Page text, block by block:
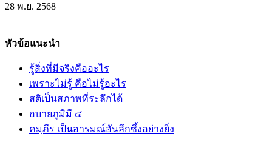
28 พ.ย. 2568
หัวข้อแนะนำ
รู้สิ่งที่มีจริงคืออะไร
เพราะไม่รู้ คือไม่รู้อะไร
สติเป็นสภาพที่ระลึกได้
อบายภูมิมี ๔
คมฺภีร เป็นอารมณ์อันลึกซึ้งอย่างยิ่ง